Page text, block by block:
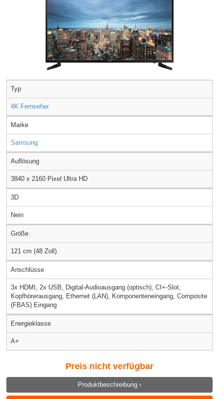
Typ
4K Fernseher
Marke
Samsung
Auflösung
3840 x 2160 Pixel Ultra HD
3D
Nein
Größe
121 cm (48 Zoll)
Anschlüsse
3x HDMI, 2x USB, Digital-Audioausgang (optisch), CI+-Slot,
Kopfhörerausgang, Ethernet (LAN), Komponenteneingang, Composite
(FBAS) Eingang
Energieklasse
A+
Preis nicht verfügbar
Produktbeschreibung ›